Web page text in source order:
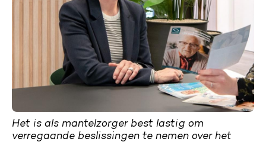
Het is als mantelzorger best lastig om
verregaande beslissingen te nemen over het